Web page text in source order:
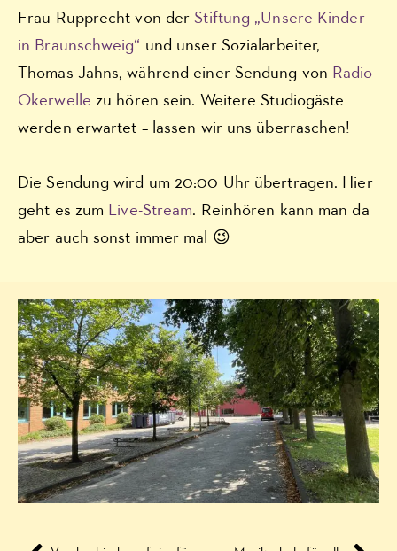
Frau Rupprecht von derStiftung „Unsere Kinder
in Braunschweig“ und unser Sozialarbeiter,
Thomas Jahns, während einer Sendung von Radio
Okerwelle zu hören sein. Weitere Studiogäste
werden erwartet – lassen wir uns überraschen!
Die Sendung wird um 20:00 Uhr übertragen. Hier
geht es zum Live-Stream. Reinhören kann man da
aber auch sonst immer mal 😉